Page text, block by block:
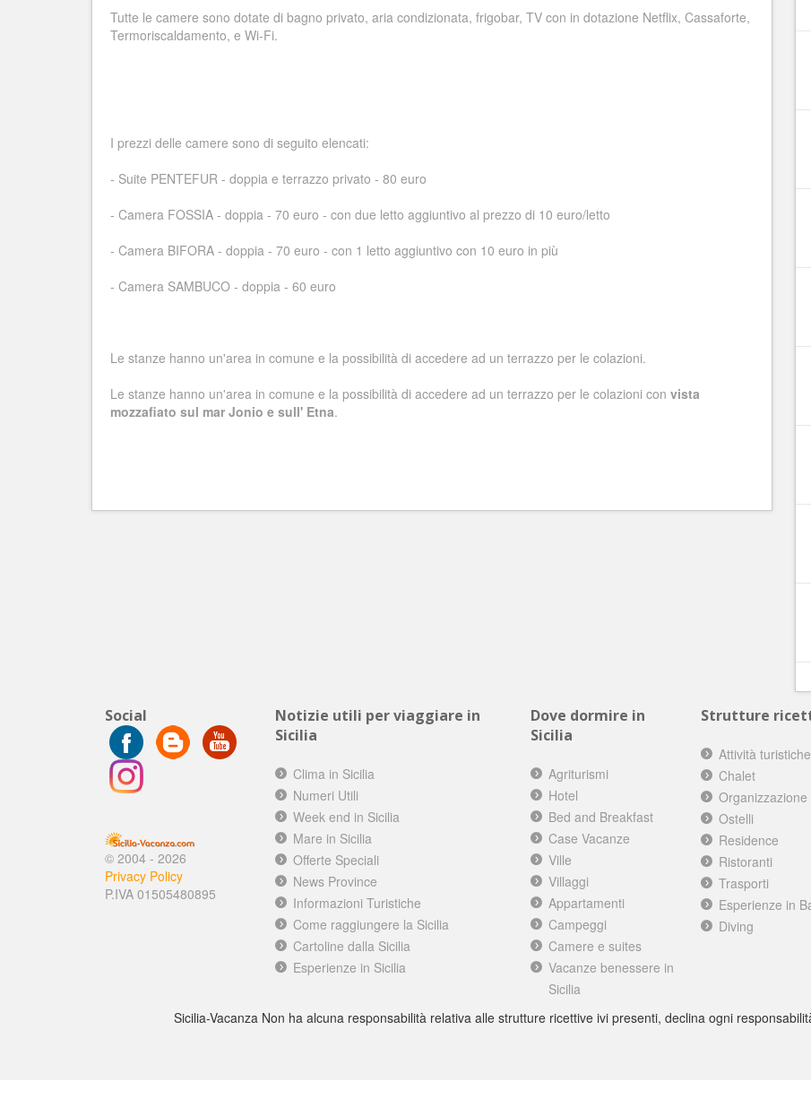
Tutte le camere sono dotate di bagno privato, aria condizionata, frigobar, TV con in dotazione Netflix, Cassaforte,
Termoriscaldamento, e Wi-Fi.
I prezzi delle camere sono di seguito elencati:
- Suite PENTEFUR - doppia e terrazzo privato - 80 euro
- Camera FOSSIA - doppia - 70 euro - con due letto aggiuntivo al prezzo di 10 euro/letto
- Camera BIFORA - doppia - 70 euro - con 1 letto aggiuntivo con 10 euro in più
- Camera SAMBUCO - doppia - 60 euro
Le stanze hanno un'area in comune e la possibilità di accedere ad un terrazzo per le colazioni.
Le stanze hanno un'area in comune e la possibilità di accedere ad un terrazzo per le colazioni con vista
mozzafiato sul mar Jonio e sull' Etna.
Social
© 2004 - 2026
Privacy Policy
P.IVA 01505480895
Notizie utili per viaggiare in
Sicilia
Clima in Sicilia
Numeri Utili
Week end in Sicilia
Mare in Sicilia
Offerte Speciali
News Province
Informazioni Turistiche
Come raggiungere la Sicilia
Cartoline dalla Sicilia
Esperienze in Sicilia
Dove dormire in
Sicilia
Agriturismi
Hotel
Bed and Breakfast
Case Vacanze
Ville
Villaggi
Appartamenti
Campeggi
Camere e suites
Vacanze benessere in
Sicilia
Strutture
Attività turistiche
Chalet
Organizzazione
Ostelli
Residence
Ristoranti
Trasporti
Esperienze in
Diving
Sicilia-Vacanza Non ha alcuna responsabilità relativa alle strutture ricettive ivi presenti, declina ogni